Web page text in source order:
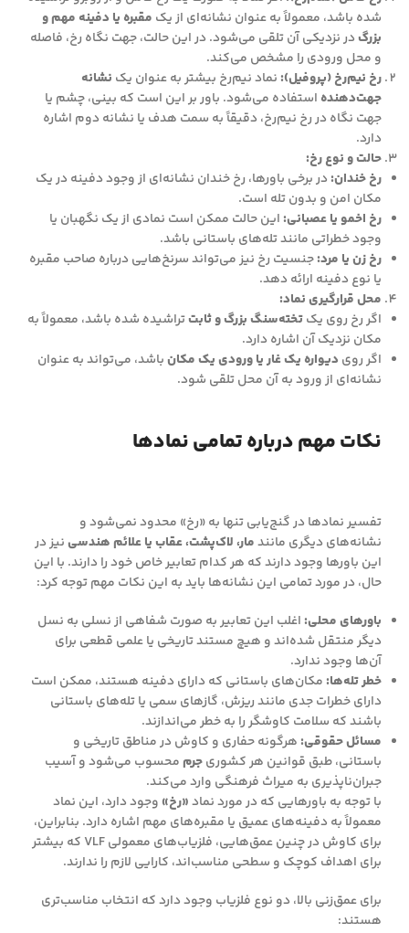
شده باشد، معمولاً به عنوان نشانه‌ای از یک مقبره یا دفینه مهم و
بزرگدر نزدیکی آن تلقی می‌شود. در این حالت، جهت نگاه رخ، فاصله
و محل ورودی را مشخص می‌کند.
رخ نیم‌رخ (پروفیل): نماد نیم‌رخ بیشتر به عنوان یک نشانه
جهت‌دهنده استفاده می‌شود. باور بر این است که بینی، چشم یا
جهت نگاه در رخ نیم‌رخ، دقیقاً به سمت هدف یا نشانه دوم اشاره
دارد.
حالت و نوع رخ:
رخ خندان: در برخی باورها، رخ خندان نشانه‌ای از وجود دفینه در یک
مکان امن و بدون تله است.
رخ اخمو یا عصبانی: این حالت ممکن است نمادی از یک نگهبان یا
وجود خطراتی مانند تله‌های باستانی باشد.
رخ زن یا مرد:جنسیت رخ نیز می‌تواند سرنخ‌هایی درباره صاحب مقبره
یا نوع دفینه ارائه دهد.
محل قرارگیری نماد:
اگر رخ روی یکتخته‌سنگ بزرگ و ثابتتراشیده شده باشد، معمولاً به
مکان نزدیک آن اشاره دارد.
اگر روی دیواره یک غار یا ورودی یک مکانباشد، می‌تواند به عنوان
نشانه‌ای از ورود به آن محل تلقی شود.
نکات مهم درباره تمامی نمادها
تفسیر نمادها در گنج‌یابی تنها به «رخ» محدود نمی‌شود و
نشانه‌های دیگری مانندمار، لاک‌پشت، عقاب یا علائم هندسینیز در
این باورها وجود دارند که هر کدام تعابیر خاص خود را دارند. با این
حال، در مورد تمامی این نشانه‌ها باید به این نکات مهم توجه کرد:
باورهای محلی: اغلب این تعابیر به صورت شفاهی از نسلی به نسل
دیگر منتقل شده‌اند و هیچ مستند تاریخی یا علمی قطعی برای
آن‌ها وجود ندارد.
خطر تله‌ها: مکان‌های باستانی که دارای دفینه هستند، ممکن است
دارای خطرات جدی مانند ریزش، گازهای سمی یا تله‌های باستانی
باشند که سلامت کاوشگر را به خطر می‌اندازند.
مسائل حقوقی: هرگونه حفاری و کاوش در مناطق تاریخی و
باستانی، طبق قوانین هر کشوریجرممحسوب می‌شود و آسیب
جبران‌ناپذیری به میراث فرهنگی وارد می‌کند.
با توجه به باورهایی که در مورد نماد«رخ» وجود دارد، این نماد
معمولاً به دفینه‌های عمیق یا مقبره‌های مهم اشاره دارد. بنابراین،
برای کاوش در چنین عمق‌هایی، فلزیاب‌های معمولی VLF که بیشتر
برای اهداف کوچک و سطحی مناسب‌اند، کارایی لازم را ندارند.
برای عمق‌زنی بالا، دو نوع فلزیاب وجود دارد که انتخاب مناسب‌تری
هستند: